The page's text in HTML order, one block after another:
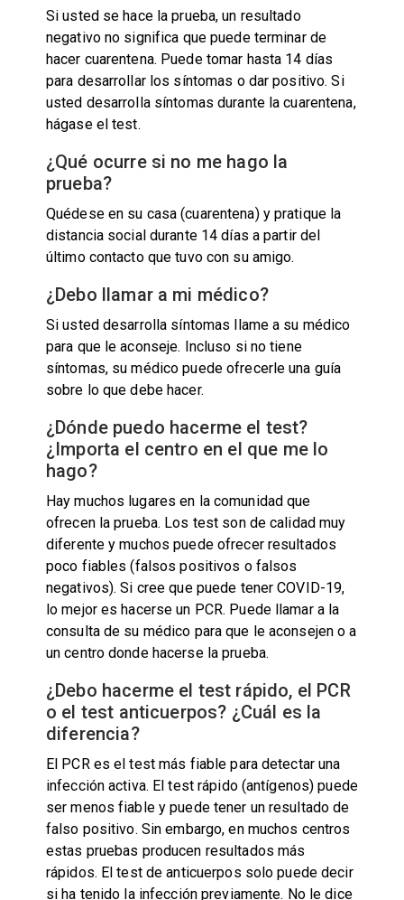
Si usted se hace la prueba, un resultado
negativo no significa que puede terminar de
hacer cuarentena. Puede tomar hasta 14 días
para desarrollar los síntomas o dar positivo. Si
usted desarrolla síntomas durante la cuarentena,
hágase el test.
¿Qué ocurre si no me hago la
prueba?
Quédese en su casa (cuarentena) y pratique la
distancia social durante 14 días a partir del
último contacto que tuvo con su amigo.
¿Debo llamar a mi médico?
Si usted desarrolla síntomas llame a su médico
para que le aconseje. Incluso si no tiene
síntomas, su médico puede ofrecerle una guía
sobre lo que debe hacer.
¿Dónde puedo hacerme el test?
¿Importa el centro en el que me lo
hago?
Hay muchos lugares en la comunidad que
ofrecen la prueba. Los test son de calidad muy
diferente y muchos puede ofrecer resultados
poco fiables (falsos positivos o falsos
negativos). Si cree que puede tener COVID-19,
lo mejor es hacerse un PCR. Puede llamar a la
consulta de su médico para que le aconsejen o a
un centro donde hacerse la prueba.
¿Debo hacerme el test rápido, el PCR
o el test anticuerpos? ¿Cuál es la
diferencia?
El PCR es el test más fiable para detectar una
infección activa. El test rápido (antígenos) puede
ser menos fiable y puede tener un resultado de
falso positivo. Sin embargo, en muchos centros
estas pruebas producen resultados más
rápidos. El test de anticuerpos solo puede decir
si ha tenido la infección previamente. No le dice